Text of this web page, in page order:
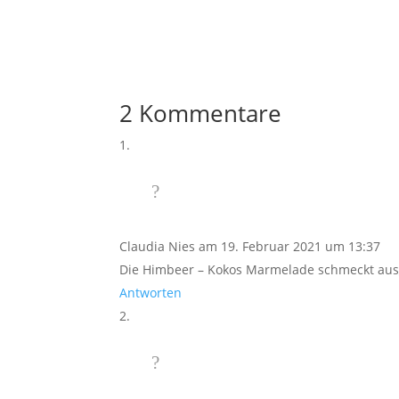
2 Kommentare
Claudia Nies am 19. Februar 2021 um 13:37
Die Himbeer – Kokos Marmelade schmeckt
Antworten